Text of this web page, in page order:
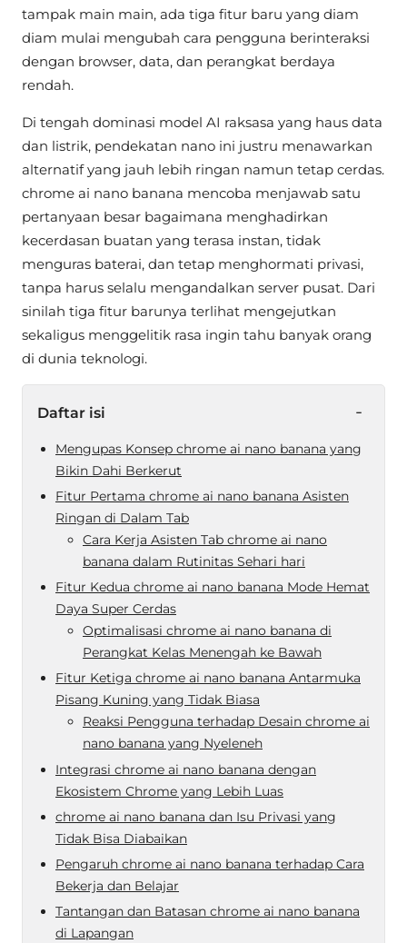
tampak main main, ada tiga fitur baru yang diam
diam mulai mengubah cara pengguna berinteraksi
dengan browser, data, dan perangkat berdaya
rendah.
Di tengah dominasi model AI raksasa yang haus data
dan listrik, pendekatan nano ini justru menawarkan
alternatif yang jauh lebih ringan namun tetap cerdas.
chrome ai nano banana mencoba menjawab satu
pertanyaan besar bagaimana menghadirkan
kecerdasan buatan yang terasa instan, tidak
menguras baterai, dan tetap menghormati privasi,
tanpa harus selalu mengandalkan server pusat. Dari
sinilah tiga fitur barunya terlihat mengejutkan
sekaligus menggelitik rasa ingin tahu banyak orang
di dunia teknologi.
Daftar isi -
Mengupas Konsep chrome ai nano banana yang
Bikin Dahi Berkerut
Fitur Pertama chrome ai nano banana Asisten
Ringan di Dalam Tab
Cara Kerja Asisten Tab chrome ai nano
banana dalam Rutinitas Sehari hari
Fitur Kedua chrome ai nano banana Mode Hemat
Daya Super Cerdas
Optimalisasi chrome ai nano banana di
Perangkat Kelas Menengah ke Bawah
Fitur Ketiga chrome ai nano banana Antarmuka
Pisang Kuning yang Tidak Biasa
Reaksi Pengguna terhadap Desain chrome ai
nano banana yang Nyeleneh
Integrasi chrome ai nano banana dengan
Ekosistem Chrome yang Lebih Luas
chrome ai nano banana dan Isu Privasi yang
Tidak Bisa Diabaikan
Pengaruh chrome ai nano banana terhadap Cara
Bekerja dan Belajar
Tantangan dan Batasan chrome ai nano banana
di Lapangan